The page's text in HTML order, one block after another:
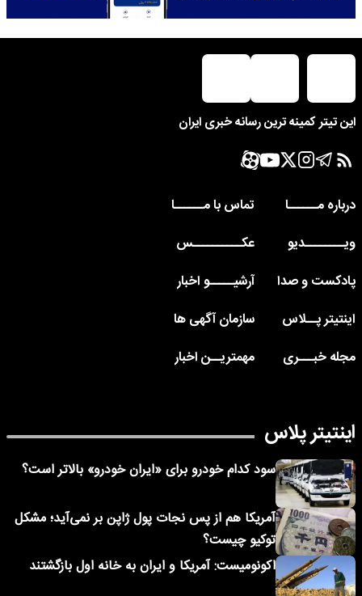
این تیتر کمینه ترین رسانه خبری ایران
درباره مــــــا
تماس با مــــــا
ویــــــــدیو
عکــــــــــس
پادکست و صدا
آرشیـــــو اخبار
اینتیتر پــلاس
سازمان آگهی ها
مجله خبـــری
مهمتریــن اخبار
اینتیتر پلاس
سود کدام خودرو برای «ایران خودرو» بالاتر است؟
آمریکا هم از پس نجات پول ژاپن بر نمی‌آید؛ مشکل
توکیو چیست؟
اکونومیست: آمریکا و ایران به خانه اول بازگشتند